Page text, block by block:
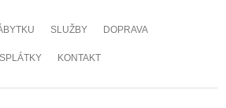
SLUŽBY DOPRAVA
SPLÁTKY KONTAKT